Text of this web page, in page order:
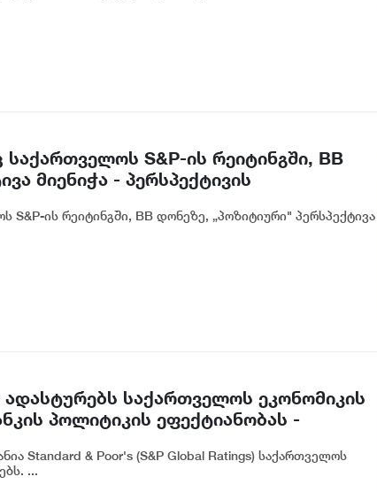
S&P-ის რეიტინგში, BB
მიენიჭა - პერსპექტივის
მიმზიდველ ქვეყნად რჩება | ვახტანგ
ის რეიტინგში, BB დონეზე, „პოზიტიური" პერსპექტივა
ადასტურებს საქართველოს ეკონომიკის
პოლიტიკის ეფექტიანობას -
Standard & Poor's (S&P Global Ratings) საქართველოს
...